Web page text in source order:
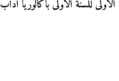
للسنة الأولى باكالوريا آداب